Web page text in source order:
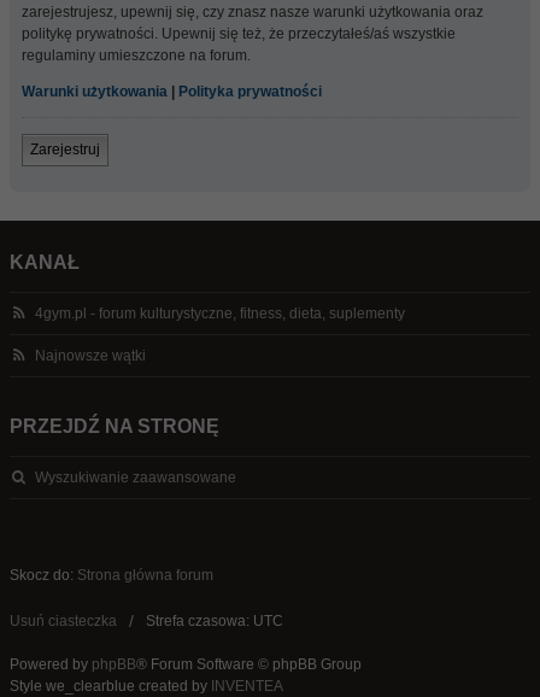
zarejestrujesz, upewnij się, czy znasz nasze warunki użytkowania oraz
politykę prywatności. Upewnij się też, że przeczytałeś/aś wszystkie
regulaminy umieszczone na forum.
Warunki użytkowania Polityka prywatności
Zarejestruj
KANAŁ
4gym.pl - forum kulturystyczne, fitness, dieta, suplementy
Najnowsze wątki
PRZEJDŹ NA STRONĘ
Wyszukiwanie zaawansowane
Skocz do: Strona główna forum
Usuń ciasteczka Strefa czasowa: UTC
Powered by phpBB® Forum Software © phpBB Group
Style we_clearblue created by INVENTEA